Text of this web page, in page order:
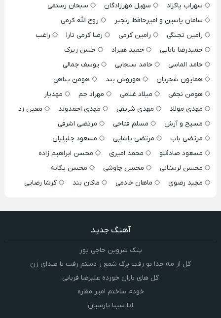
سهراب پاکزاد
سهیل مهرزادگان
سبحان رستمی
سامان یاسین و امیرحافظ رنجبر
روح الله کرمی
رامین تجنگی
رامین کرمی رضا کرمی تارا
راغب
حمیدرضا بابایی
حمید هیراد
حسن زیرک
حامد الماسی
حامد سنجابی
یوسف جمالی
همایون شجریان
هوروش بند
هومن پناهی
هومن نجفی
میلاد غلامی مهراد جم
مهدیار
مهدی مولاد
مهدی شریفی مهدی احمدوند
معین زد
مسیح و آرش
مسلم فتاحی
مرتضی اشرفی
مرتضی باب
مرتضی پاشایی
مسعود جلیلیان
مسعود صادقلو
محمد امیری
محسن ابراهیم زاده
محسن لرستانی
محسن چاوشی
محسن یگانه
مجید رضوی
ماهان خادمی ماکان بند گرشا رضایی
آهنگ جدید
پتک شروین حاجی پور
گل از مه جدا بو رفت برگ شمع ز دستم رفت با صدای زن
گل های باران خورده علیرضا قربانی
خودم ساختم امیر مقاره
ادا سینا پارسیان